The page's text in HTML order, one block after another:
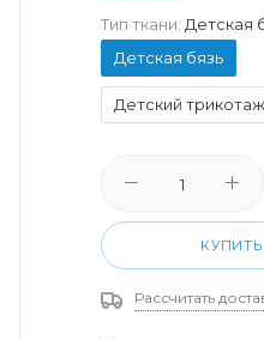
Тип ткани: Детская
Детская бязь
Детский трикотаж
Рассчитать